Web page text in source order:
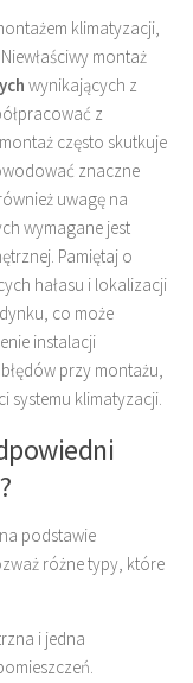
klimatyzacji,
montaż
wynikających z
z
często skutkuje
znaczne
uwagę na
wymagane jest
Pamiętaj o
hałasu i lokalizacji
co może
instalacji
przy montażu,
systemu klimatyzacji.
na podstawie
różne typy, które
i jedna